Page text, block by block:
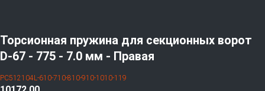
Торсионная пружина для секционных ворот
D-67 - 775 - 7.0 мм - Правая
PC512104L-610-710-810-910-1010-119